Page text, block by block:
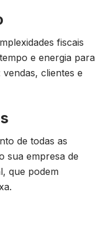
fiscais
e energia para
clientes e
de todas as
sua empresa de
que podem